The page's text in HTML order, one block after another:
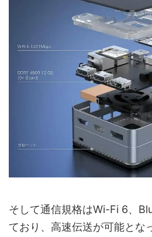
そして通信規格はWi-Fi 6、
ており、高速伝送が可能とな